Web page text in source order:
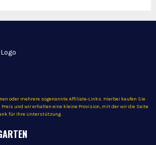
oder mehrere sogenannte Affiliate-Links. Hierbei kaufen Sie
und wir erhalten eine kleine Provision, mit der wir die Seite
für Ihre Unterstützung.